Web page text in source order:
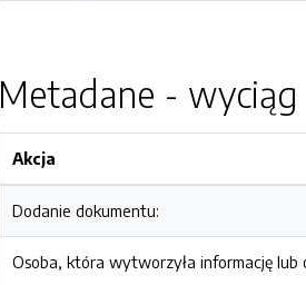
Metadane -
Akcja
Dodanie dokumentu:
Osoba, która wytworzyła informację lub